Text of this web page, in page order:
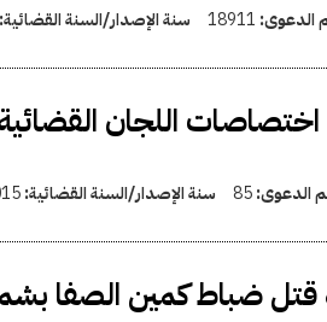
الدعوى: 18911 سنة الإصدار/السنة القضائية:
اللجان
الدعوى:85 سنة الإصدار/السنة القضائية: